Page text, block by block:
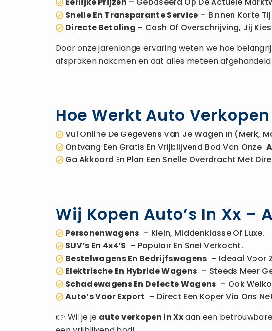
Snelle En Transparante Service – Binnen Korte
Directe Betaling – Cash Of Overschrijving, Jij
Door onze jarenlange ervaring weten we hoe
afspraken nakomen en dat alles meteen
Hoe Werkt Auto Verkopen
Vul Online De Gegevens Van Je Wagen In (merk,
Ontvang Een Gratis En Vrijblijvend Bod Van Onze
Ga Akkoord En Plan Een Snelle Overdracht Met
Wij Kopen Auto’s In Xx –
Personenwagens – Klein, Middenklasse Of Luxe.
SUV’s En 4x4’s – Populair En Snel Verkocht.
Bestelwagens En Bedrijfswagens – Ideaal Voor
Elektrische En Hybride Wagens – Steeds Meer
Schadewagens En Defecte Wagens – Ook
Auto’s Voor Export – Direct Een Koper Via Ons
👉 Wil je je auto verkopen in Xxaan een